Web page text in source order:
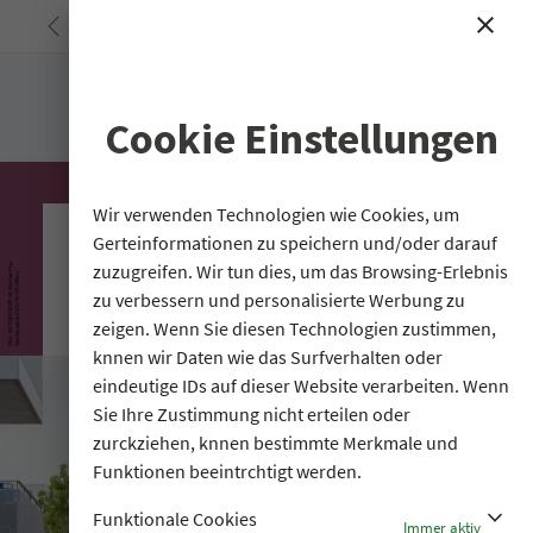
< close
Cookie Einstellungen
Wir verwenden Technologien wie Cookies, um
Gerteinformationen zu speichern und/oder darauf
zuzugreifen. Wir tun dies, um das Browsing-Erlebnis
zu verbessern und personalisierte Werbung zu
zeigen. Wenn Sie diesen Technologien zustimmen,
knnen wir Daten wie das Surfverhalten oder
eindeutige IDs auf dieser Website verarbeiten. Wenn
Sie Ihre Zustimmung nicht erteilen oder
zurckziehen, knnen bestimmte Merkmale und
Funktionen beeintrchtigt werden.
Funktionale Cookies
Immer aktiv stat_minus_1